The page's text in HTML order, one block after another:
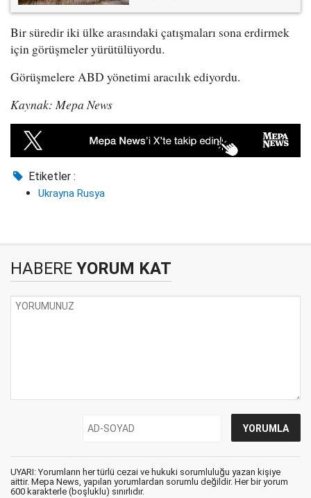
Bir süredir iki ülke arasındaki çatışmaları sona erdirmek
için görüşmeler yürütülüyordu.
Görüşmelere ABD yönetimi aracılık ediyordu.
Kaynak: Mepa News
Etiketler :
Ukrayna Rusya
HABERE YORUM KAT
UYARI: Yorumların her türlü cezai ve hukuki sorumluluğu yazan kişiye
aittir. Mepa News, yapılan yorumlardan sorumlu değildir. Her bir yorum
600 karakterle (boşluklu) sınırlıdır.